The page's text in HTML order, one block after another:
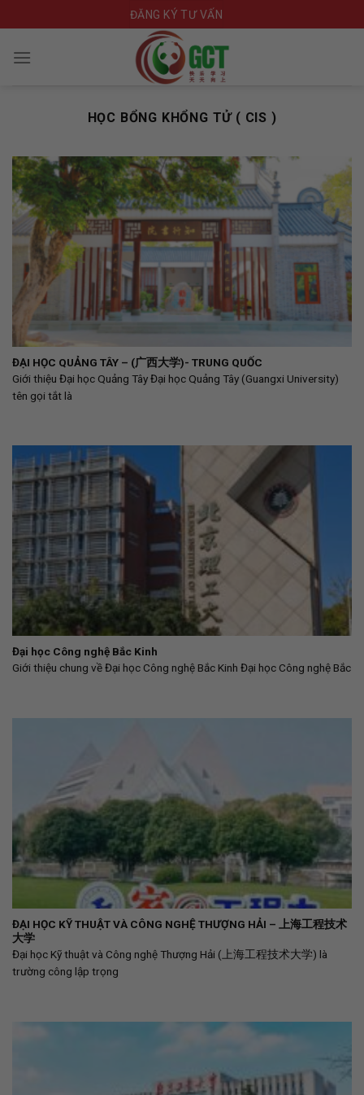
to
content
ĐĂNG KÝ TƯ VẤN
HỌC BỔNG KHỔNG TỬ ( CIS )
ĐẠI HỌC QUẢNG TÂY – (广西大学)- TRUNG QUỐC
Giới thiệu Đại học Quảng Tây Đại học Quảng Tây (Guangxi University)
tên gọi tắt là
Đại học Công nghệ Bắc Kinh
Giới thiệu chung về Đại học Công nghệ Bắc Kinh Đại học Công nghệ Bắc
ĐẠI HỌC KỸ THUẬT VÀ CÔNG NGHỆ THƯỢNG HẢI – 上海工程技术
大学
Đại học Kỹ thuật và Công nghệ Thượng Hải (上海工程技术大学) là
trường công lập trọng